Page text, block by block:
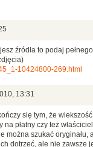
źródła to podaj
10424800-269.html
13:31
się tym, że
płatny czy też
można szukać oryginału,
dotrzeć, ale nie zawsze